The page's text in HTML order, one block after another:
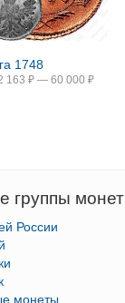
1748
163 ₽ — 60 000 ₽
группы монет
России
монеты